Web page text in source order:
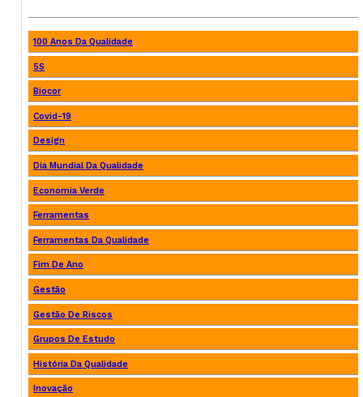
100 Anos Da Qualidade
5S
Biocor
Covid-19
Design
Dia Mundial Da Qualidade
Economia Verde
Ferramentas
Ferramentas Da Qualidade
Fim De Ano
Gestão
Gestão De Riscos
Grupos De Estudo
História Da Qualidade
Inovação